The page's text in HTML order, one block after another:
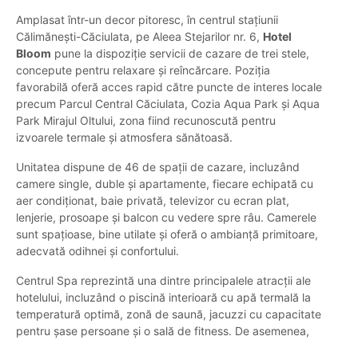
Amplasat într-un decor pitoresc, în centrul stațiunii
Călimănești-Căciulata, pe Aleea Stejarilor nr. 6, Hotel
Bloom pune la dispoziție servicii de cazare de trei stele,
concepute pentru relaxare și reîncărcare. Poziția
favorabilă oferă acces rapid către puncte de interes locale
precum Parcul Central Căciulata, Cozia Aqua Park și Aqua
Park Mirajul Oltului, zona fiind recunoscută pentru
izvoarele termale și atmosfera sănătoasă.
Unitatea dispune de 46 de spații de cazare, incluzând
camere single, duble și apartamente, fiecare echipată cu
aer condiționat, baie privată, televizor cu ecran plat,
lenjerie, prosoape și balcon cu vedere spre râu. Camerele
sunt spațioase, bine utilate și oferă o ambianță primitoare,
adecvată odihnei și confortului.
Centrul Spa reprezintă una dintre principalele atracții ale
hotelului, incluzând o piscină interioară cu apă termală la
temperatură optimă, zonă de saună, jacuzzi cu capacitate
pentru șase persoane și o sală de fitness. De asemenea,